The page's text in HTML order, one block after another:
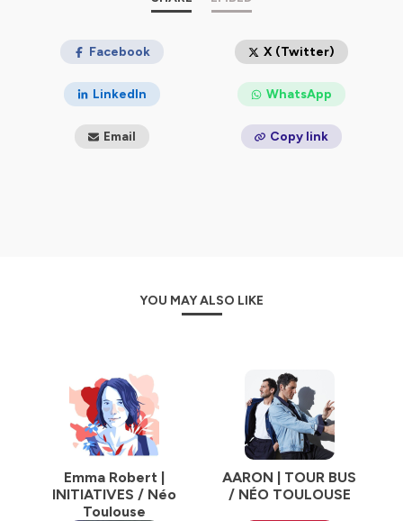
Facebook X (Twitter)
LinkedIn WhatsApp
Email Copy link
YOU MAY ALSO LIKE
Emma Robert |
INITIATIVES / Néo
Toulouse
AARON | TOUR BUS
/ NÉO TOULOUSE